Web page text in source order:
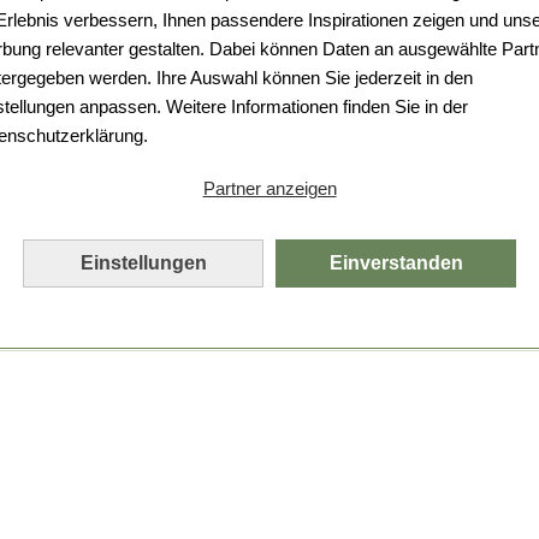
verbessern, Ihnen passendere Inspirationen zeigen und
relevanter gestalten. Dabei können Daten an ausgewählte
werden. Ihre Auswahl können Sie jederzeit in den
anpassen. Weitere Informationen finden Sie in der
Partner anzeigen
Einstellungen Einverstanden